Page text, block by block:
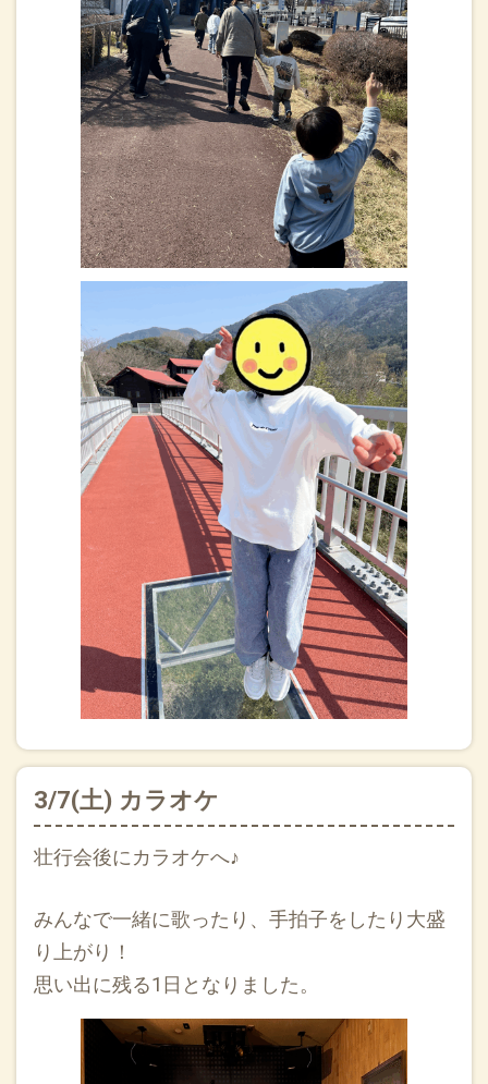
3/7(土) カラオケ
壮行会後にカラオケへ♪
みんなで一緒に歌ったり、手拍子をしたり大盛
り上がり！
思い出に残る1日となりました。